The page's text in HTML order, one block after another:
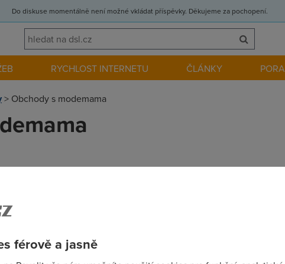
Do diskuse momentálně není možné vkládat příspěvky. Děkujeme za pochopení.
RYCHLOST INTERNETU ČLÁNKY
> Obchody s modemama
s ADSL modemama, hlavne s tema lepsima - alcatel atd. zadne
viking ci co to je ... ty uz nechci ani videt ...
www.telepoint.cz ------------------------------ Jinak by sis mel
férově a jasně